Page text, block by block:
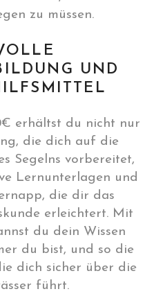
zu müssen.
UND
erhältst du nicht nur
die dich auf die
Segelns vorbereitet,
Lernunterlagen und
die dir das
erleichtert. Mit
du dein Wissen
du bist, und so die
dich sicher über die
führt.